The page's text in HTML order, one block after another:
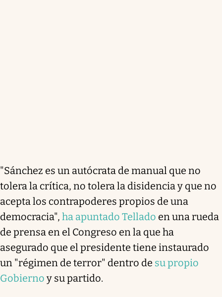
"Sánchez es un autócrata de manual que no
tolera la crítica, no tolera la disidencia y que no
acepta los contrapoderes propios de una
democracia", ha apuntado Tellado en una rueda
de prensa en el Congreso en la que ha
asegurado que el presidente tiene instaurado
un "régimen de terror" dentro de su propio
Gobierno y su partido.